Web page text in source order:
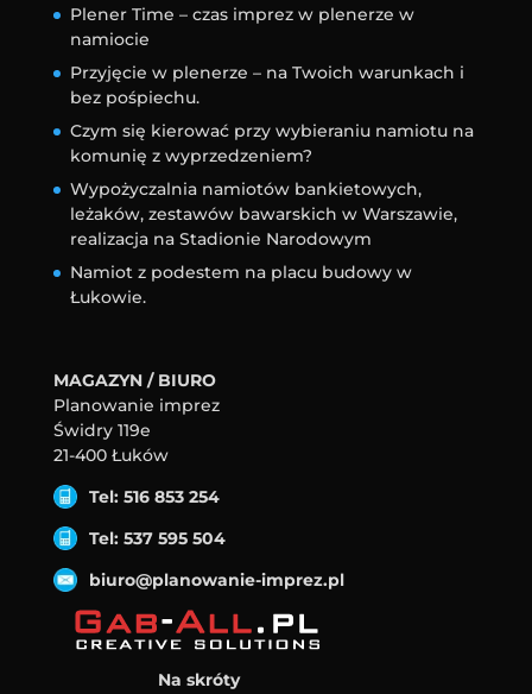
Plener Time – czas imprez w plenerze w
namiocie
Przyjęcie w plenerze – na Twoich warunkach i
bez pośpiechu.
Czym się kierować przy wybieraniu namiotu na
komunię z wyprzedzeniem?
Wypożyczalnia namiotów bankietowych,
leżaków, zestawów bawarskich w Warszawie,
realizacja na Stadionie Narodowym
Namiot z podestem na placu budowy w
Łukowie.
MAGAZYN / BIURO
Planowanie imprez
Świdry 119e
21-400 Łuków
Tel: 516 853 254
Tel: 537 595 504
biuro@planowanie-imprez.pl
Na skróty